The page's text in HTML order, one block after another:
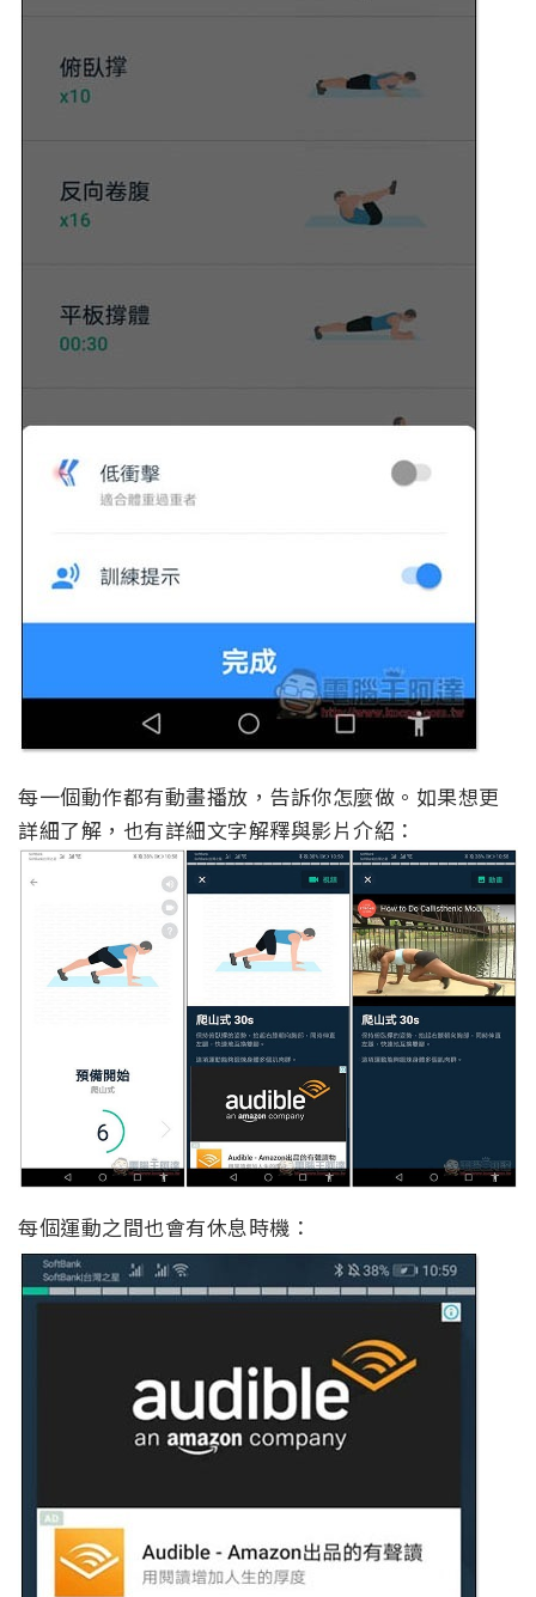
每一個動作都有動畫播放，告訴你怎麼做。如果想更
詳細了解，也有詳細文字解釋與影片介紹：
每個運動之間也會有休息時機：